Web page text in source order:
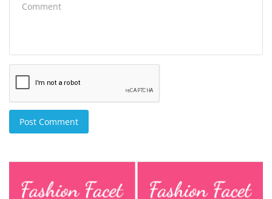
Post Comment